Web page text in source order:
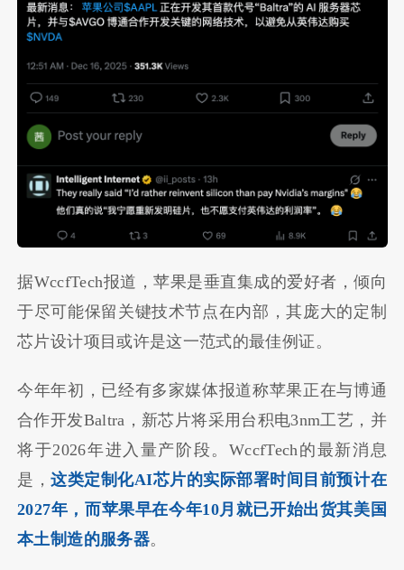
据WccfTech报道，苹果是垂直集成的爱好者，倾向
于尽可能保留关键技术节点在内部，其庞大的定制
芯片设计项目或许是这一范式的最佳例证。
今年年初，已经有多家媒体报道称苹果正在与博通
合作开发Baltra，新芯片将采用台积电3nm工艺，并
将于2026年进入量产阶段。WccfTech的最新消息
是，这类定制化AI芯片的实际部署时间目前预计在
2027年，而苹果早在今年10月就已开始出货其美国
本土制造的服务器。